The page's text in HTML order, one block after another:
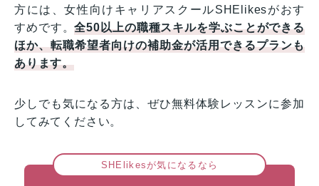
方には、女性向けキャリアスクールSHElikesがおす
すめです。全50以上の職種スキルを学ぶことができる
ほか、転職希望者向けの補助金が活用できるプランも
あります。
少しでも気になる方は、ぜひ無料体験レッスンに参加
してみてください。
SHElikesが気になるなら